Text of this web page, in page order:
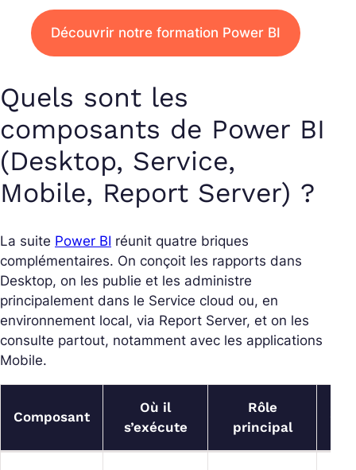
Découvrir notre formation Power BI
Quels sont les
composants de Power BI
(Desktop, Service,
Mobile, Report Server) ?
La suite Power BI réunit quatre briques
complémentaires. On conçoit les rapports dans
Desktop, on les publie et les administre
principalement dans le Service cloud ou, en
environnement local, via Report Server, et on les
consulte partout, notamment avec les applications
Mobile.
Composant
Où il
s’exécute
Rôle
principal